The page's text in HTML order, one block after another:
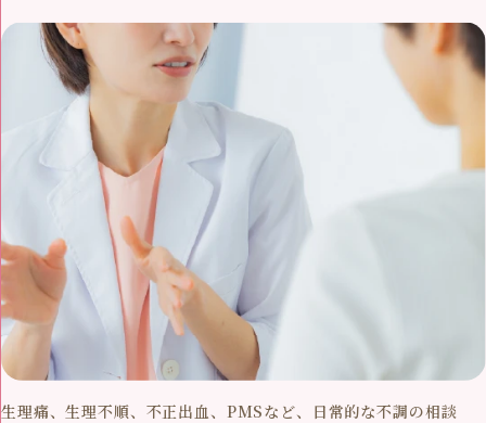
生理痛、生理不順、不正出血、PMSなど、日常的な不調の相談